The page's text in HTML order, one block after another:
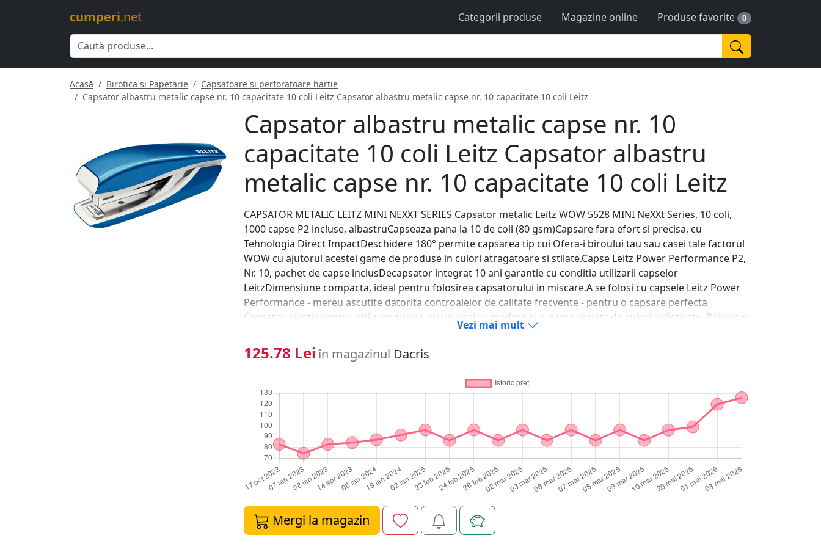
cumperi.net Categorii produse Magazine online Produse favorite 0
Acasă Birotica si Papetarie
Capsatoare si perforatoare hartie
Capsator albastru metalic capse nr. 10 capacitate 10 coli Leitz Capsator albastru metalic capse nr. 10 capacitate 10 coli Leitz
Capsator albastru metalic capse nr. 10
capacitate 10 coli Leitz Capsator albastru
metalic capse nr. 10 capacitate 10 coli Leitz
CAPSATOR METALIC LEITZ MINI NEXXT SERIES Capsator metalic Leitz WOW 5528 MINI NeXXt Series, 10 coli,
1000 capse P2 incluse, albastruCapseaza pana la 10 de coli (80 gsm)Capsare fara efort si precisa, cu
Tehnologia Direct ImpactDeschidere 180° permite capsarea tip cui Ofera-i biroului tau sau casei tale factorul
WOW cu ajutorul acestei game de produse in culori atragatoare si stilate.Capse Leitz Power Performance P2,
Nr. 10, pachet de capse inclusDecapsator integrat 10 ani garantie cu conditia utilizarii capselor
LeitzDimensiune compacta, ideal pentru folosirea capsatorului in miscare.A se folosi cu capsele Leitz Power
Performance - mereu ascutite datorita controalelor de calitate frecvente - pentru o capsare perfecta
Capsator plastic pentru utilizare zilnica, cu un design modern si o gama variata de culori sofisticate. Robust si
fiabil. Usor si stilat! De acum este mai usor! Designul ergonomic asigura folosirea facila atat in mana cat si pe
birou si arata bine in orice loc. Calitate germana la cel mai inalt nivel! Noua gama Leitz NeXXt duce ingineria
produselor germane la urmatorul nivel. Capse Incluse! Capsele Leitz Power Performance au o calitate
premium - pachet de capse inclus! Direct impactTehnologia patentata Direct Impact pentru o capsare usoara
atunci cand este folosit cu capsele Leitz. Scapi de grija colilor rupte! Aparatul are un decapsator integrat
pentru inlaturarea rapida a capselor. Capsare inchisa, deschisa sau tip cui? Capsatoarele Leitz iti ofera toate
tipurile de capsare, potrivite nevoilor tale. Capse Leitz Power PerformanceCapsele Leitz Power Performance
sunt mereu ascutite datorita controalelor de calitate! Capsare perfecta si design modern! Certificare GSToate
capsatoarele sunt certificate GS. 10 ani garantie cu conditia utilizarii capselor Leitz. Calitate germanaMarca
Leitz reprezinta calitate si performanta fiabila. Cunoscute ca expert in solutii de birou si organizare,
produsele Leitz de calitate premium aduc stil si eficienta vietii de zi cu zi. Prin traditia nemteasca, produsele
Leitz au fost construite meticulos pentru a rezista in timp. Designul produselor noastre nu este niciodata
extrem, dar este mereu distinctiv, frumos, inteligent, contemporan, simplu si individual. Ne mandrim prin
cercetarea continua pentru inovatie si functionalitate si construim produse care sunt mereu prima alegere a
clientilor. Acest aspect se datoreaza faptului ca niciodata nu ne oprim din a cauta moduri de imbunatatire a
Vezi mai mult
125.78 Leiîn magazinul Dacris
Mergi la magazin